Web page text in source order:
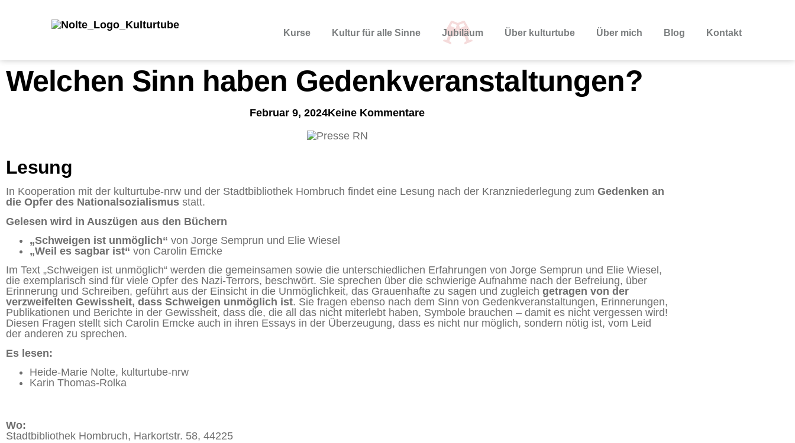
Kurse Kultur für alle Sinne Jubiläum Über kulturtube Über mich Blog Kontakt
Welchen Sinn haben Gedenkveranstaltungen?
Februar 9, 2024Keine Kommentare
Lesung
In Kooperation mit der kulturtube-nrw und der Stadtbibliothek Hombruch findet eine Lesung nach der Kranzniederlegung zum Gedenken an
die Opfer des Nationalsozialismus statt.
Gelesen wird in Auszügen aus den Büchern
„Schweigen ist unmöglich“ von Jorge Semprun und Elie Wiesel
„Weil es sagbar ist“ von Carolin Emcke
Im Text „Schweigen ist unmöglich“ werden die gemeinsamen sowie die unterschiedlichen Erfahrungen von Jorge Semprun und Elie Wiesel,
die exemplarisch sind für viele Opfer des Nazi-Terrors, beschwört. Sie sprechen über die schwierige Aufnahme nach der Befreiung, über
Erinnerung und Schreiben, geführt aus der Einsicht in die Unmöglichkeit, das Grauenhafte zu sagen und zugleich getragen von der
verzweifelten Gewissheit, dass Schweigen unmöglich ist. Sie fragen ebenso nach dem Sinn von Gedenkveranstaltungen, Erinnerungen,
Publikationen und Berichte in der Gewissheit, dass die, die all das nicht miterlebt haben, Symbole brauchen – damit es nicht vergessen wird!
Diesen Fragen stellt sich Carolin Emcke auch in ihren Essays in der Überzeugung, dass es nicht nur möglich, sondern nötig ist, vom Leid
der anderen zu sprechen.
Es lesen:
Heide-Marie Nolte, kulturtube-nrw
Karin Thomas-Rolka
Wo:
Stadtbibliothek Hombruch, Harkortstr. 58, 44225